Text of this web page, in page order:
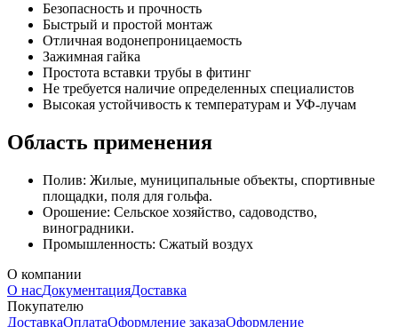
Безопасность и прочность
Быстрый и простой монтаж
Отличная водонепроницаемость
Зажимная гайка
Простота вставки трубы в фитинг
Не требуется наличие определенных специалистов
Высокая устойчивость к температурам и УФ-лучам
Область применения
Полив: Жилые, муниципальные объекты, спортивные
площадки, поля для гольфа.
Орошение: Сельское хозяйство, садоводство,
виноградники.
Промышленность: Сжатый воздух
О компании
О насДокументацияДоставка
Покупателю
ДоставкаОплатаОформление заказаОформление